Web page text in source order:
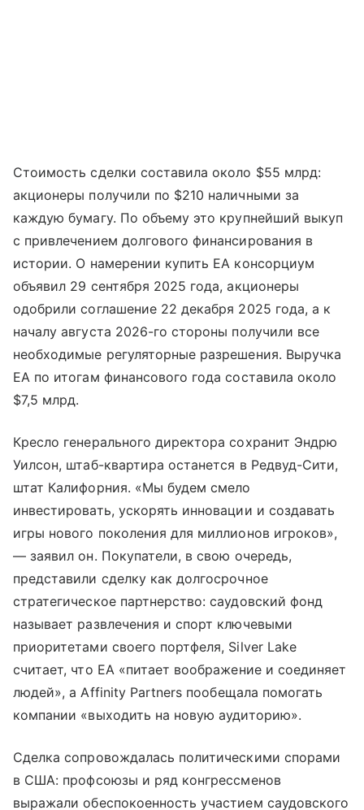
Стоимость сделки составила около $55 млрд:
акционеры получили по $210 наличными за
каждую бумагу. По объему это крупнейший выкуп
с привлечением долгового финансирования в
истории. О намерении купить EA консорциум
объявил 29 сентября 2025 года, акционеры
одобрили соглашение 22 декабря 2025 года, а к
началу августа 2026-го стороны получили все
необходимые регуляторные разрешения. Выручка
EA по итогам финансового года составила около
$7,5 млрд.
Кресло генерального директора сохранит Эндрю
Уилсон, штаб-квартира останется в Редвуд-Сити,
штат Калифорния. «Мы будем смело
инвестировать, ускорять инновации и создавать
игры нового поколения для миллионов игроков»,
— заявил он. Покупатели, в свою очередь,
представили сделку как долгосрочное
стратегическое партнерство: саудовский фонд
называет развлечения и спорт ключевыми
приоритетами своего портфеля, Silver Lake
считает, что EA «питает воображение и соединяет
людей», а Affinity Partners пообещала помогать
компании «выходить на новую аудиторию».
Сделка сопровождалась политическими спорами
в США: профсоюзы и ряд конгрессменов
выражали обеспокоенность участием саудовского